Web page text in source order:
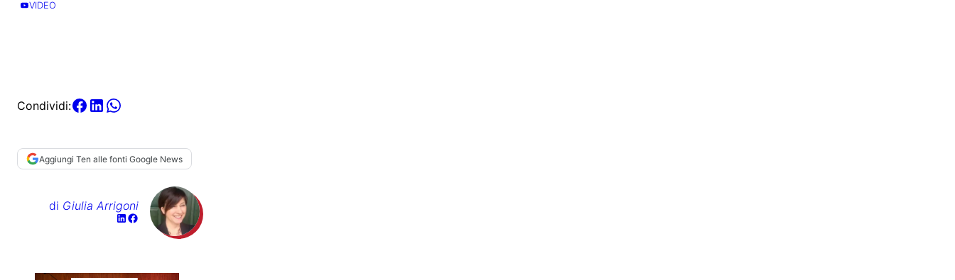
VIDEO
Condividi:
Aggiungi Ten alle fonti Google News
di Giulia Arrigoni